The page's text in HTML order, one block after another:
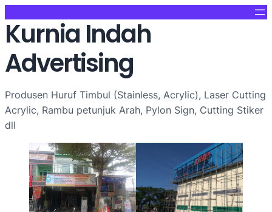
Kurnia Indah
Advertising
Produsen Huruf Timbul (Stainless, Acrylic), Laser Cutting
Acrylic, Rambu petunjuk Arah, Pylon Sign, Cutting Stiker
dll